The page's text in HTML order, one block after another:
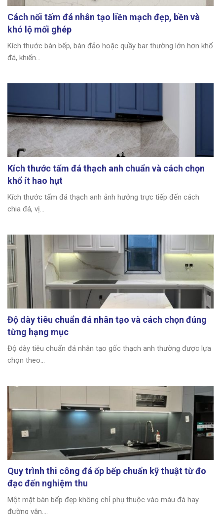
Cách nối tấm đá nhân tạo liền mạch đẹp, bền và
khó lộ mối ghép
Kích thước bàn bếp, bàn đảo hoặc quầy bar thường lớn hơn khổ
đá, khiến...
Kích thước tấm đá thạch anh chuẩn và cách chọn
khổ ít hao hụt
Kích thước tấm đá thạch anh ảnh hưởng trực tiếp đến cách
chia đá, vị...
Độ dày tiêu chuẩn đá nhân tạo và cách chọn đúng
từng hạng mục
Độ dày tiêu chuẩn đá nhân tạo gốc thạch anh thường được lựa
chọn theo...
Quy trình thi công đá ốp bếp chuẩn kỹ thuật từ đo
đạc đến nghiệm thu
Một mặt bàn bếp đẹp không chỉ phụ thuộc vào màu đá hay
đường vân....